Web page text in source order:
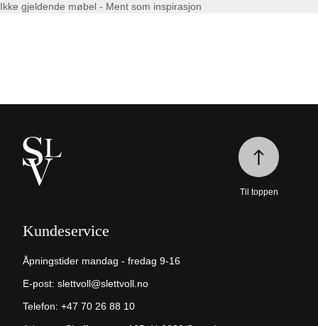
Ikke gjeldende møbel - Ment som inspirasjon
Kundeservice
Åpningstider mandag - fredag 9-16
E-post: slettvoll@slettvoll.no
Telefon: +47 70 26 88 10
Til toppen